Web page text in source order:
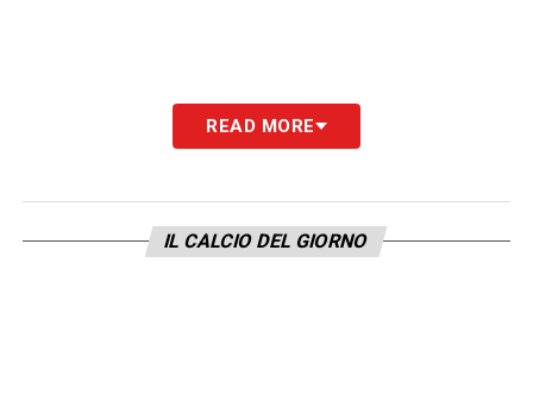
READ MORE
IL CALCIO DEL GIORNO